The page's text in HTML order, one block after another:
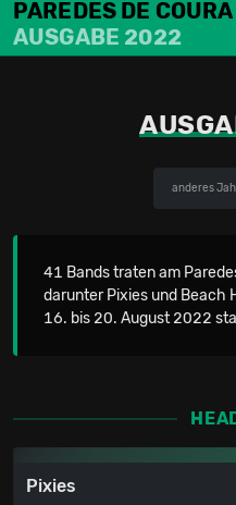
PAREDES DE COURA
AUSGABE 2022
anderes
41 Bands traten am
darunter Pixies und Beach
16. bis 20. August 2022
Pixies